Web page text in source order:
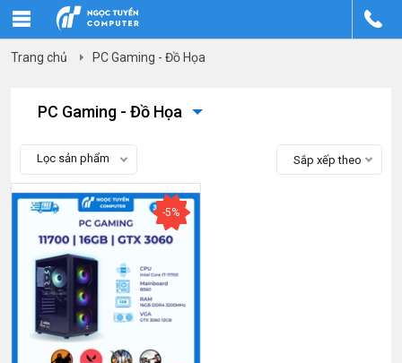
Trang chủ PC Gaming - Đồ Họa
PC Gaming - Đồ Họa
Lọc sản phẩm Sắp xếp theo
-5%